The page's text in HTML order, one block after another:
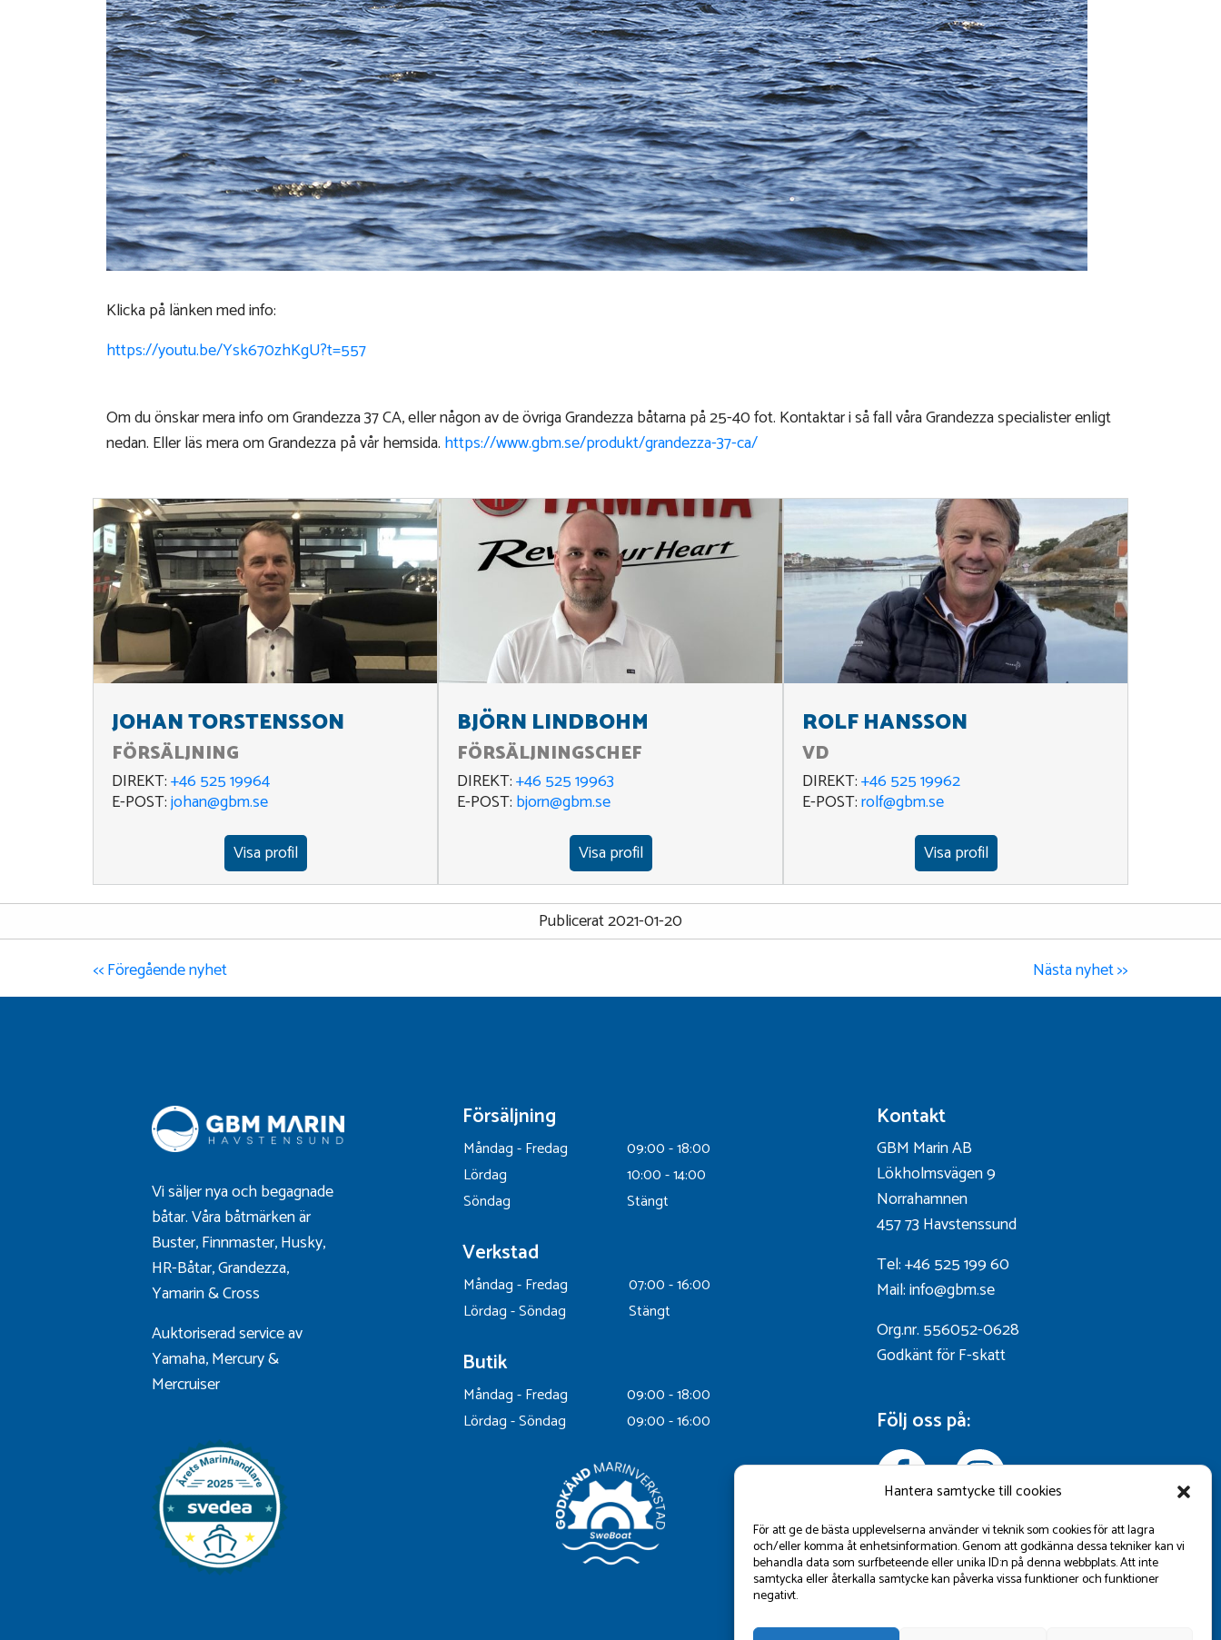
Hantera samtycke till cookies
För att ge de bästa upplevelserna använder vi teknik som cookies för att lagra
och/eller komma åt enhetsinformation. Genom att godkänna dessa tekniker kan vi
behandla data som surfbeteende eller unika ID:n på denna webbplats. Att inte
samtycka eller återkalla samtycke kan påverka vissa funktioner och funktioner
negativt.
Klicka på länken med info:
https://youtu.be/Ysk670zhKgU?t=557
Om du önskar mera info om Grandezza 37 CA, eller någon av de övriga Grandezza båtarna på 25-40 fot. Kontaktar i så fall våra Grandezza specialister enligt
nedan. Eller läs mera om Grandezza på vår hemsida. https://www.gbm.se/produkt/grandezza-37-ca/
JOHAN TORSTENSSON
FÖRSÄLJNING
DIREKT:+46 525 19964
E-POST:johan@gbm.se
Visa profil
BJÖRN LINDBOHM
FÖRSÄLJNINGSCHEF
DIREKT:+46 525 19963
E-POST: bjorn@gbm.se
Visa profil
ROLF HANSSON
VD
DIREKT:+46 525 19962
E-POST:rolf@gbm.se
Visa profil
Publicerat 2021-01-20
<< Föregående nyhet
Nästa nyhet >>
Vi säljer nya och begagnade
båtar. Våra båtmärken är
Buster,Finnmaster,Husky,
HR-Båtar,Grandezza,
Yamarin&Cross
Auktoriserad service av
Yamaha, Mercury &
Mercruiser
Försäljning
Måndag - Fredag
09:00 - 18:00
Lördag
10:00 - 14:00
Söndag
Stängt
Verkstad
Måndag - Fredag
07:00 - 16:00
Lördag - Söndag
Stängt
Butik
Måndag - Fredag
09:00 - 18:00
Lördag - Söndag
09:00 - 16:00
Kontakt
GBM Marin AB
Lökholmsvägen 9
Norrahamnen
457 73 Havstenssund
Tel: +46 525 199 60
Mail: info@gbm.se
Org.nr. 556052-0628
Godkänt för F-skatt
Följ oss på: